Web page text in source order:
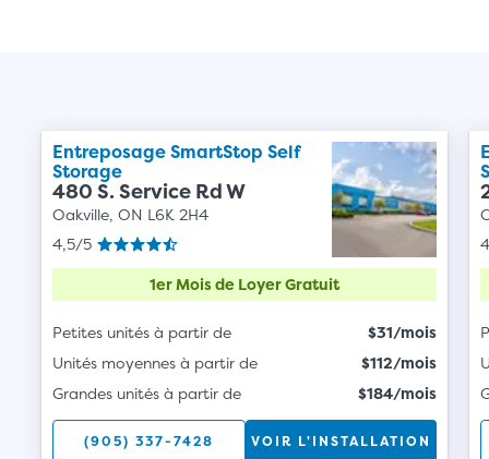
Entreposage SmartStop Self
Storage
480 S. Service Rd W
Oakville, ON L6K 2H4
4,5/5
1er Mois de Loyer Gratuit
Petites unités à partir de
$31/mois
Unités moyennes à partir de
$112/mois
Grandes unités à partir de
$184/mois
(905) 337-7428 VOIR L'INSTALLATION